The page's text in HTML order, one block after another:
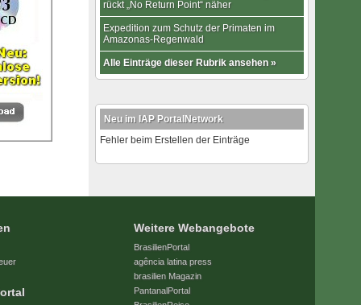
rückt „No Return Point“ näher
Expedition zum Schutz der Primaten im
Amazonas-Regenwald
Alle Einträge dieser Rubrik ansehen »
Neu im IAP PortalNetwork
Fehler beim Erstellen der Einträge
Weitere Webangebote
BrasilienPortal
agência latina press
brasilien Magazin
PantanalPortal